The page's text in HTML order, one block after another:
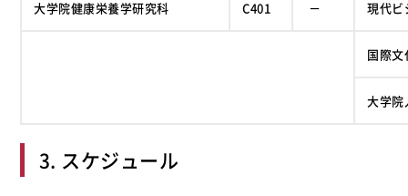
大学院健康栄養学研究科 C401 － 現代ビ
国際
大学院
3. スケジュール